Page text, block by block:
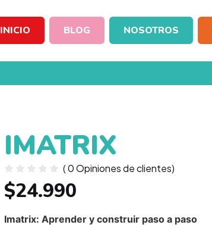
INICIO BLOG NOSOTROS
IMATRIX
(0Opiniones de clientes)
$24.990
Imatrix: Aprender y construir paso a paso